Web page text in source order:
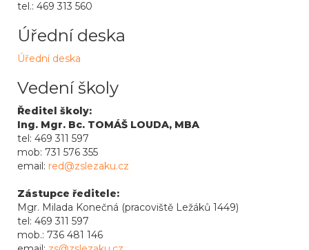
tel.: 469 313 560
Úřední deska
Úřední deska
Vedení školy
Ředitel školy:
Ing. Mgr. Bc. TOMÁŠ LOUDA, MBA
tel: 469 311 597
mob: 731 576 355
email: red@zslezaku.cz
Zástupce ředitele:
Mgr. Milada Konečná (pracoviště Ležáků 1449)
tel: 469 311 597
mob.: 736 481 146